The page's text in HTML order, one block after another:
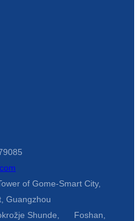
of Gome-Smart City,
Guangzhou
okrožje Shunde, Foshan,